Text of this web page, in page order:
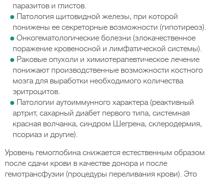
паразитов и глистов.
Патология щитовидной железы, при которой
понижены ее секреторные возможности (гипотиреоз).
Онкогематологические болезни (злокачественное
поражение кровеносной и лимфатической системы).
Раковые опухоли и химиотерапевтическое лечение
понижают производственные возможности костного
мозга для выработки необходимого количества
эритроцитов.
Патологии аутоиммунного характера (реактивный
артрит, сахарный диабет первого типа, системная
красная волчанка, синдром Шегрена, склеродермия,
псориаз и другие).
Уровень гемоглобина снижается естественным образом
после сдачи крови в качестве донора и после
гемотрансфузии (процедуры переливания крови). Это